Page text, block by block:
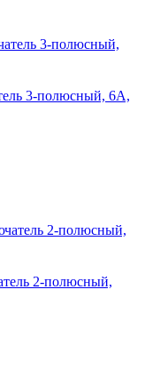
3-полюсный, 6А,
2-полюсный,